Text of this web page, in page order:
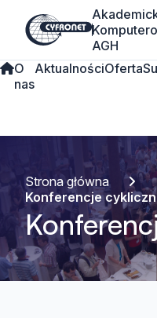
AGH
O
nas
AktualnościOferta
Strona główna
Konferencje